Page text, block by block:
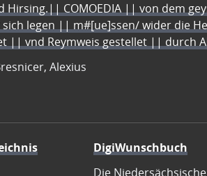
Hirsing.|| COMOEDIA || von dem
legen || m#[ue]ssen/ wider die
|| vnd Reymweis gestellet || durch
Alexius
DigiWunschbuch
Die